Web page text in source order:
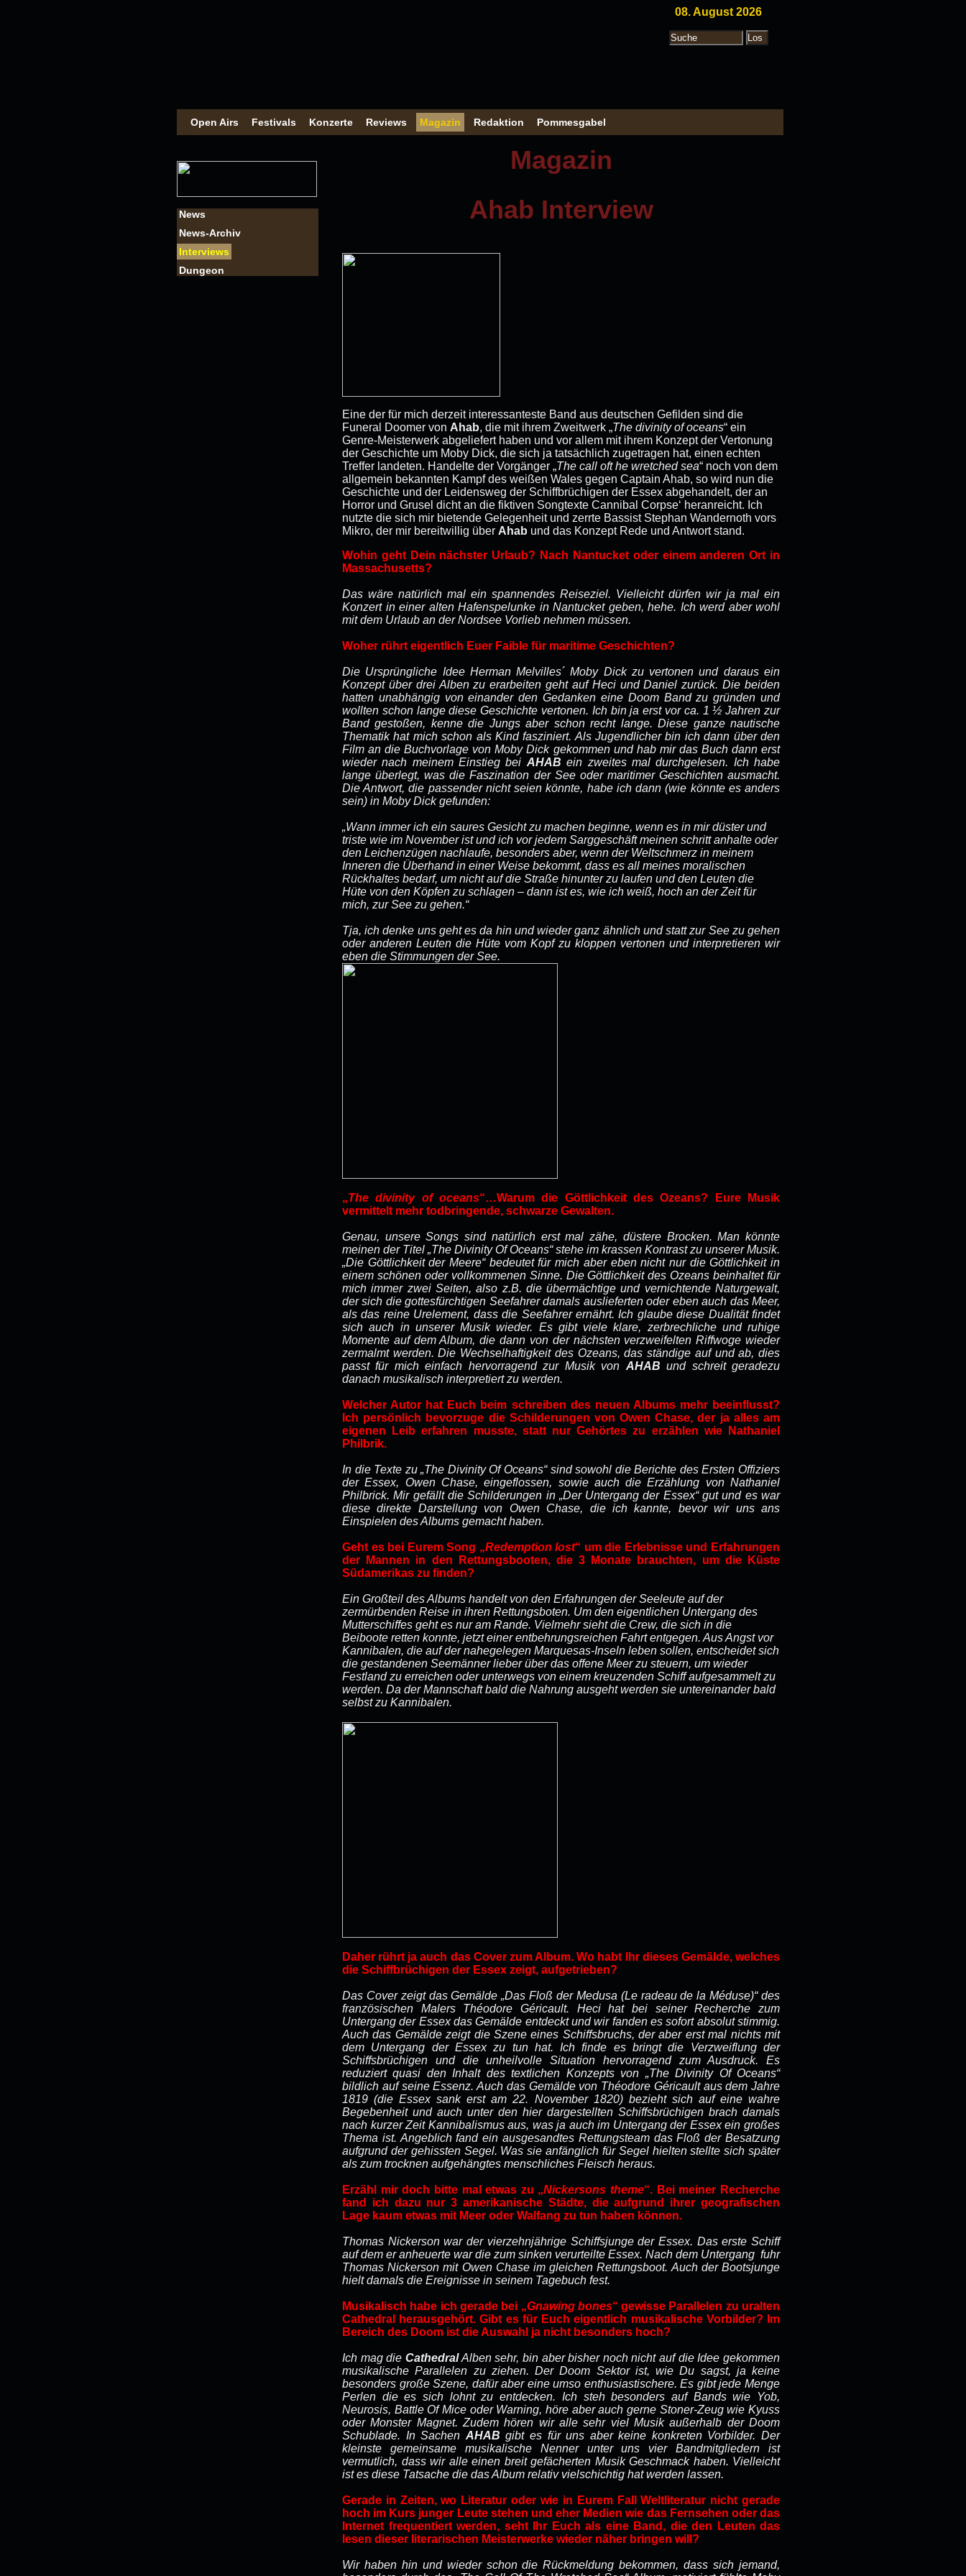
08. August 2026
Open Airs Festivals Konzerte Reviews Magazin Redaktion Pommesgabel
Magazin
News
News-Archiv
Interviews
Dungeon
Ahab Interview
Eine der für mich derzeit interessanteste Band aus deutschen Gefilden sind die
Funeral Doomer von Ahab, die mit ihrem Zweitwerk „The divinity of oceans“ ein
Genre-Meisterwerk abgeliefert haben und vor allem mit ihrem Konzept der Vertonung
der Geschichte um Moby Dick, die sich ja tatsächlich zugetragen hat, einen echten
Treffer landeten. Handelte der Vorgänger „The call oft he wretched sea“ noch von dem
allgemein bekannten Kampf des weißen Wales gegen Captain Ahab, so wird nun die
Geschichte und der Leidensweg der Schiffbrüchigen der Essex abgehandelt, der an
Horror und Grusel dicht an die fiktiven Songtexte Cannibal Corpse‘ heranreicht. Ich
nutzte die sich mir bietende Gelegenheit und zerrte Bassist Stephan Wandernoth vors
Mikro, der mir bereitwillig über Ahab und das Konzept Rede und Antwort stand.
Wohin geht Dein nächster Urlaub? Nach Nantucket oder einem anderen Ort in
Massachusetts?
Das wäre natürlich mal ein spannendes Reiseziel. Vielleicht dürfen wir ja mal ein
Konzert in einer alten Hafenspelunke in Nantucket geben, hehe. Ich werd aber wohl
mit dem Urlaub an der Nordsee Vorlieb nehmen müssen.
Woher rührt eigentlich Euer Faible für maritime Geschichten?
Die Ursprüngliche Idee Herman Melvilles´ Moby Dick zu vertonen und daraus ein
Konzept über drei Alben zu erarbeiten geht auf Heci und Daniel zurück. Die beiden
hatten unabhängig von einander den Gedanken eine Doom Band zu gründen und
wollten schon lange diese Geschichte vertonen. Ich bin ja erst vor ca. 1 ½ Jahren zur
Band gestoßen, kenne die Jungs aber schon recht lange. Diese ganze nautische
Thematik hat mich schon als Kind fasziniert. Als Jugendlicher bin ich dann über den
Film an die Buchvorlage von Moby Dick gekommen und hab mir das Buch dann erst
wieder nach meinem Einstieg bei AHAB ein zweites mal durchgelesen. Ich habe
lange überlegt, was die Faszination der See oder maritimer Geschichten ausmacht.
Die Antwort, die passender nicht seien könnte, habe ich dann (wie könnte es anders
sein) in Moby Dick gefunden:
„Wann immer ich ein saures Gesicht zu machen beginne, wenn es in mir düster und
triste wie im November ist und ich vor jedem Sarggeschäft meinen schritt anhalte oder
den Leichenzügen nachlaufe, besonders aber, wenn der Weltschmerz in meinem
Inneren die Überhand in einer Weise bekommt, dass es all meines moralischen
Rückhaltes bedarf, um nicht auf die Straße hinunter zu laufen und den Leuten die
Hüte von den Köpfen zu schlagen – dann ist es, wie ich weiß, hoch an der Zeit für
mich, zur See zu gehen.“
Tja, ich denke uns geht es da hin und wieder ganz ähnlich und statt zur See zu gehen
oder anderen Leuten die Hüte vom Kopf zu kloppen vertonen und interpretieren wir
eben die Stimmungen der See.
„The divinity of oceans“…Warum die Göttlichkeit des Ozeans? Eure Musik
vermittelt mehr todbringende, schwarze Gewalten.
Genau, unsere Songs sind natürlich erst mal zähe, düstere Brocken. Man könnte
meinen der Titel „The Divinity Of Oceans“ stehe im krassen Kontrast zu unserer Musik.
„Die Göttlichkeit der Meere“ bedeutet für mich aber eben nicht nur die Göttlichkeit in
einem schönen oder vollkommenen Sinne. Die Göttlichkeit des Ozeans beinhaltet für
mich immer zwei Seiten, also z.B. die übermächtige und vernichtende Naturgewalt,
der sich die gottesfürchtigen Seefahrer damals auslieferten oder eben auch das Meer,
als das reine Urelement, dass die Seefahrer ernährt. Ich glaube diese Dualität findet
sich auch in unserer Musik wieder. Es gibt viele klare, zerbrechliche und ruhige
Momente auf dem Album, die dann von der nächsten verzweifelten Riffwoge wieder
zermalmt werden. Die Wechselhaftigkeit des Ozeans, das ständige auf und ab, dies
passt für mich einfach hervorragend zur Musik von AHAB und schreit geradezu
danach musikalisch interpretiert zu werden.
Welcher Autor hat Euch beim schreiben des neuen Albums mehr beeinflusst?
Ich persönlich bevorzuge die Schilderungen von Owen Chase, der ja alles am
eigenen Leib erfahren musste, statt nur Gehörtes zu erzählen wie Nathaniel
Philbrik.
In die Texte zu „The Divinity Of Oceans“ sind sowohl die Berichte des Ersten Offiziers
der Essex, Owen Chase, eingeflossen, sowie auch die Erzählung von Nathaniel
Philbrick. Mir gefällt die Schilderungen in „Der Untergang der Essex“ gut und es war
diese direkte Darstellung von Owen Chase, die ich kannte, bevor wir uns ans
Einspielen des Albums gemacht haben.
Geht es bei Eurem Song „Redemption lost“ um die Erlebnisse und Erfahrungen
der Mannen in den Rettungsbooten, die 3 Monate brauchten, um die Küste
Südamerikas zu finden?
Ein Großteil des Albums handelt von den Erfahrungen der Seeleute auf der
zermürbenden Reise in ihren Rettungsboten. Um den eigentlichen Untergang des
Mutterschiffes geht es nur am Rande. Vielmehr sieht die Crew, die sich in die
Beiboote retten konnte, jetzt einer entbehrungsreichen Fahrt entgegen. Aus Angst vor
Kannibalen, die auf der nahegelegen Marquesas-Inseln leben sollen, entscheidet sich
die gestandenen Seemänner lieber über das offene Meer zu steuern, um wieder
Festland zu erreichen oder unterwegs von einem kreuzenden Schiff aufgesammelt zu
werden. Da der Mannschaft bald die Nahrung ausgeht werden sie untereinander bald
selbst zu Kannibalen.
Daher rührt ja auch das Cover zum Album. Wo habt Ihr dieses Gemälde, welches
die Schiffbrüchigen der Essex zeigt, aufgetrieben?
Das Cover zeigt das Gemälde „Das Floß der Medusa (Le radeau de la Méduse)“ des
französischen Malers Théodore Géricault. Heci hat bei seiner Recherche zum
Untergang der Essex das Gemälde entdeckt und wir fanden es sofort absolut stimmig.
Auch das Gemälde zeigt die Szene eines Schiffsbruchs, der aber erst mal nichts mit
dem Untergang der Essex zu tun hat. Ich finde es bringt die Verzweiflung der
Schiffsbrüchigen und die unheilvolle Situation hervorragend zum Ausdruck. Es
reduziert quasi den Inhalt des textlichen Konzepts von „The Divinity Of Oceans“
bildlich auf seine Essenz. Auch das Gemälde von Théodore Géricault aus dem Jahre
1819 (die Essex sank erst am 22. November 1820) bezieht sich auf eine wahre
Begebenheit und auch unter den hier dargestellten Schiffsbrüchigen brach damals
nach kurzer Zeit Kannibalismus aus, was ja auch im Untergang der Essex ein großes
Thema ist. Angeblich fand ein ausgesandtes Rettungsteam das Floß der Besatzung
aufgrund der gehissten Segel. Was sie anfänglich für Segel hielten stellte sich später
als zum trocknen aufgehängtes menschliches Fleisch heraus.
Erzähl mir doch bitte mal etwas zu „Nickersons theme“. Bei meiner Recherche
fand ich dazu nur 3 amerikanische Städte, die aufgrund ihrer geografischen
Lage kaum etwas mit Meer oder Walfang zu tun haben können.
Thomas Nickerson war der vierzehnjährige Schiffsjunge der Essex. Das erste Schiff
auf dem er anheuerte war die zum sinken verurteilte Essex. Nach dem Untergang fuhr
Thomas Nickerson mit Owen Chase im gleichen Rettungsboot. Auch der Bootsjunge
hielt damals die Ereignisse in seinem Tagebuch fest.
Musikalisch habe ich gerade bei „Gnawing bones“ gewisse Parallelen zu uralten
Cathedral herausgehört. Gibt es für Euch eigentlich musikalische Vorbilder? Im
Bereich des Doom ist die Auswahl ja nicht besonders hoch?
Ich mag die CathedralAlben sehr, bin aber bisher noch nicht auf die Idee gekommen
musikalische Parallelen zu ziehen. Der Doom Sektor ist, wie Du sagst, ja keine
besonders große Szene, dafür aber eine umso enthusiastischere. Es gibt jede Menge
Perlen die es sich lohnt zu entdecken. Ich steh besonders auf Bands wie Yob,
Neurosis, Battle Of Mice oder Warning, höre aber auch gerne Stoner-Zeug wie Kyuss
oder Monster Magnet. Zudem hören wir alle sehr viel Musik außerhalb der Doom
Schublade. In Sachen AHAB gibt es für uns aber keine konkreten Vorbilder. Der
kleinste gemeinsame musikalische Nenner unter uns vier Bandmitgliedern ist
vermutlich, dass wir alle einen breit gefächerten Musik Geschmack haben. Vielleicht
ist es diese Tatsache die das Album relativ vielschichtig hat werden lassen.
Gerade in Zeiten, wo Literatur oder wie in Eurem Fall Weltliteratur nicht gerade
hoch im Kurs junger Leute stehen und eher Medien wie das Fernsehen oder das
Internet frequentiert werden, seht Ihr Euch als eine Band, die den Leuten das
lesen dieser literarischen Meisterwerke wieder näher bringen will?
Wir haben hin und wieder schon die Rückmeldung bekommen, dass sich jemand,